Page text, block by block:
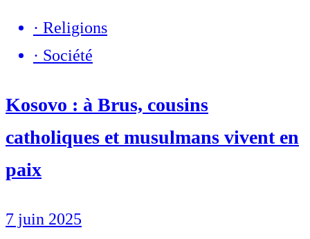
· Religions
· Société
Kosovo : à Brus, cousins
catholiques et musulmans vivent en
paix
7 juin 2025